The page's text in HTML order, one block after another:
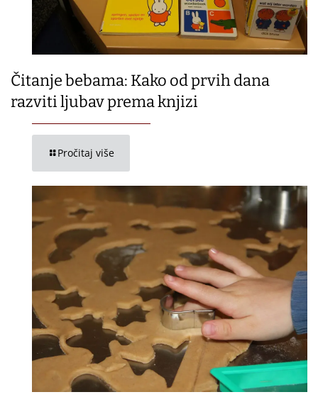
Čitanje bebama: Kako od prvih dana
razviti ljubav prema knjizi
Pročitaj više